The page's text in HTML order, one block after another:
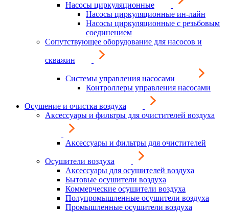
Насосы циркуляционные
Насосы циркуляционные ин-лайн
Насосы циркуляционные с резьбовым
соединением
Сопутствующее оборудование для насосов и
скважин
Системы управления насосами
Контроллеры управления насосами
Осушение и очистка воздуха
Аксессуары и фильтры для очистителей воздуха
Аксессуары и фильтры для очистителей
Осушители воздуха
Аксессуары для осушителей воздуха
Бытовые осушители воздуха
Коммерческие осушители воздуха
Полупромышленные осушители воздуха
Промышленные осушители воздуха